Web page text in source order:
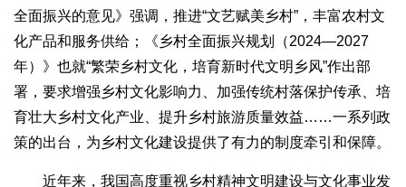
全面振兴的意见》强调，推进“文艺赋美乡村”，丰富农村文
化产品和服务供给；《乡村全面振兴规划（2024—2027
年）》也就“繁荣乡村文化，培育新时代文明乡风”作出部
署，要求增强乡村文化影响力、加强传统村落保护传承、培
育壮大乡村文化产业、提升乡村旅游质量效益……一系列政
策的出台，为乡村文化建设提供了有力的制度牵引和保障。
近年来，我国高度重视乡村精神文明建设与文化事业发